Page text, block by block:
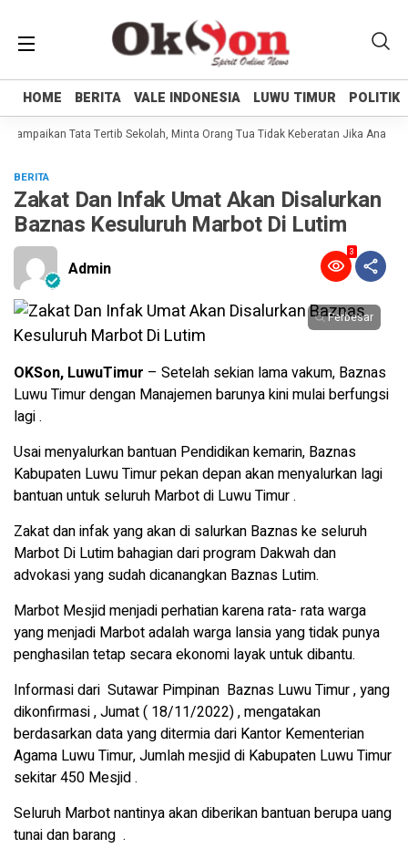
HOME BERITA VALE INDONESIA LUWU TIMUR POLITIK
HOME BERITA VALE INDONESIA LUWU TIMUR POLITIK
Sampaikan Tata Tertib Sekolah, Minta Orang Tua Tidak Keberatan Jika
BERITA
Zakat Dan Infak Umat Akan Disalurkan
Baznas Kesuluruh Marbot Di Lutim
Admin
3
Perbesar
OKSon, LuwuTimur – Setelah sekian lama vakum, Baznas
Luwu Timur dengan Manajemen barunya kini mulai berfungsi
lagi .
Usai menyalurkan bantuan Pendidikan kemarin, Baznas
Kabupaten Luwu Timur pekan depan akan menyalurkan lagi
bantuan untuk seluruh Marbot di Luwu Timur .
Zakat dan infak yang akan di salurkan Baznas ke seluruh
Marbot Di Lutim bahagian dari program Dakwah dan
advokasi yang sudah dicanangkan Baznas Lutim.
Marbot Mesjid menjadi perhatian karena rata- rata warga
yang menjadi Marbot adalah warga lansia yang tidak punya
penghasilan tetap secara ekonomi layak untuk dibantu.
Informasi dari Sutawar Pimpinan Baznas Luwu Timur , yang
dikonfirmasi , Jumat ( 18/11/2022) , mengatakan
berdasarkan data yang ditermia dari Kantor Kementerian
Agama Luwu Timur, Jumlah mesjid di Kabupaten Luwu Timur
sekitar 450 Mesjid .
Seluruh Marbot nantinya akan diberikan bantuan berupa uang
tunai dan barang .